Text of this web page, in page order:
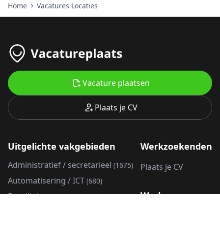
Home Vacatures Locaties
Plaats je CV
Vacature plaatsen
Uitgelichte vakgebieden
Administratief / secretarieel (1675)
Automatisering / ICT (680)
Beveiliging(725)
Werkzoekenden
Plaats je CV
Werkgevers